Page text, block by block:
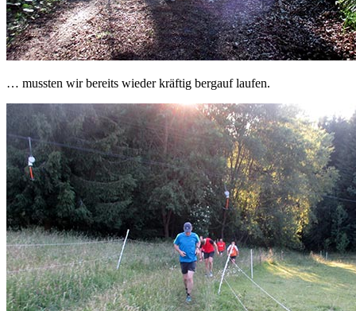
… mussten wir bereits wieder kräftig bergauf laufen.